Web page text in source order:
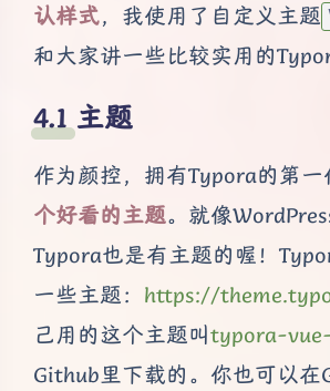
认样式，我使用了自定义主题
和大家讲一些比较实用的
主题
作为颜控，拥有Typora的第
个好看的主题。就像
Typora也是有主题的喔！
一些主题： https://
己用的这个主题叫typora-
Github里下载的。你也可以在